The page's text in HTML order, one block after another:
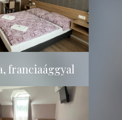
franciaággyal